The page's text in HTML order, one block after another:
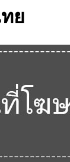
ย